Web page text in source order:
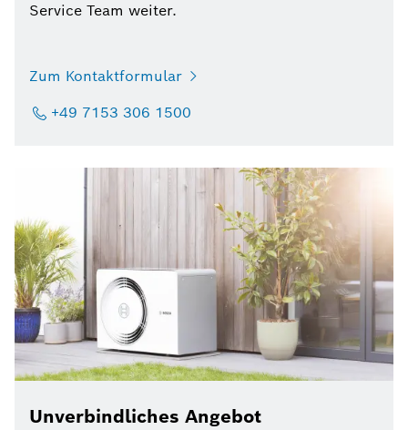
Service Team weiter.
Zum Kontaktformular
+49 7153 306 1500
Unverbindliches Angebot